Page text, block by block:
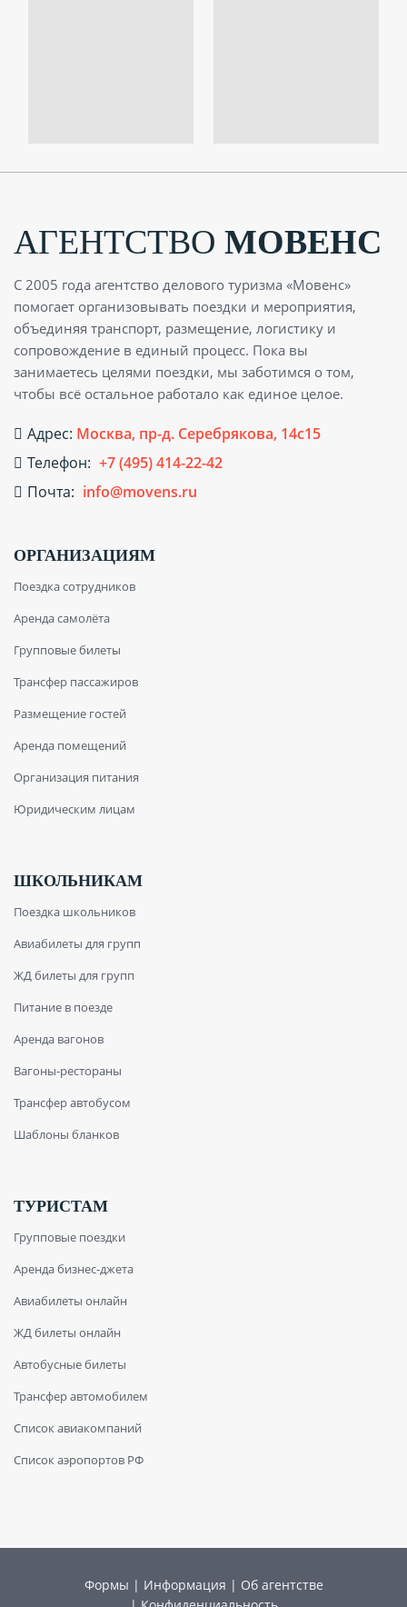
АГЕНТСТВО МОВЕНС
С 2005 года агентство делового туризма «Мовенс»
помогает организовывать поездки и мероприятия,
объединяя транспорт, размещение, логистику и
сопровождение в единый процесс. Пока вы
занимаетесь целями поездки, мы заботимся о том,
чтобы всё остальное работало как единое целое.
Адрес: Москва, пр-д. Серебрякова, 14с15
Телефон: +7 (495) 414-22-42
Почта: info@movens.ru
ОРГАНИЗАЦИЯМ
Поездка сотрудников
Аренда самолёта
Групповые билеты
Трансфер пассажиров
Размещение гостей
Аренда помещений
Организация питания
Юридическим лицам
ШКОЛЬНИКАМ
Поездка школьников
Авиабилеты для групп
ЖД билеты для групп
Питание в поезде
Аренда вагонов
Вагоны-рестораны
Трансфер автобусом
Шаблоны бланков
ТУРИСТАМ
Групповые поездки
Аренда бизнес-джета
Авиабилеты онлайн
ЖД билеты онлайн
Автобусные билеты
Трансфер автомобилем
Список авиакомпаний
Список аэропортов РФ
Формы | Информация | Об агентстве